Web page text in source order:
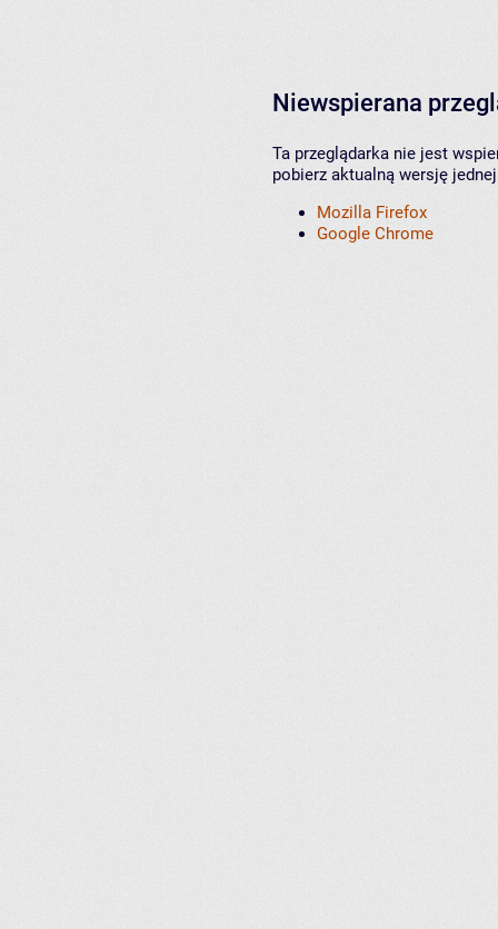
Niewspierana
Ta przeglądarka nie jest
pobierz aktualną wersję
Mozilla Firefox
Google Chrome